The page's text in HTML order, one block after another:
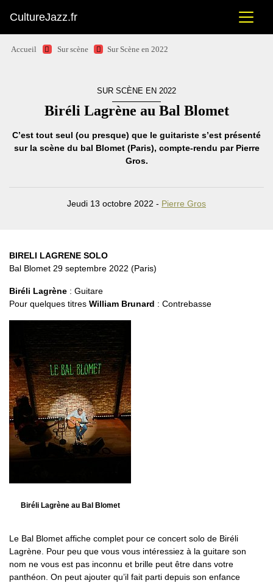
CultureJazz.fr
Accueil Sur scène Sur Scène en 2022
SUR SCÈNE EN 2022
Biréli Lagrène au Bal Blomet
C’est tout seul (ou presque) que le guitariste s’est présenté
sur la scène du bal Blomet (Paris), compte-rendu par Pierre
Gros.
Jeudi 13 octobre 2022 - Pierre Gros
BIRELI LAGRENE SOLO
Bal Blomet 29 septembre 2022 (Paris)
Biréli Lagrène : Guitare
Pour quelques titres William Brunard : Contrebasse
Biréli Lagrène au Bal Blomet
Le Bal Blomet affiche complet pour ce concert solo de Biréli
Lagrène. Pour peu que vous vous intéressiez à la guitare son
nom ne vous est pas inconnu et brille peut être dans votre
panthéon. On peut ajouter qu’il fait parti depuis son enfance